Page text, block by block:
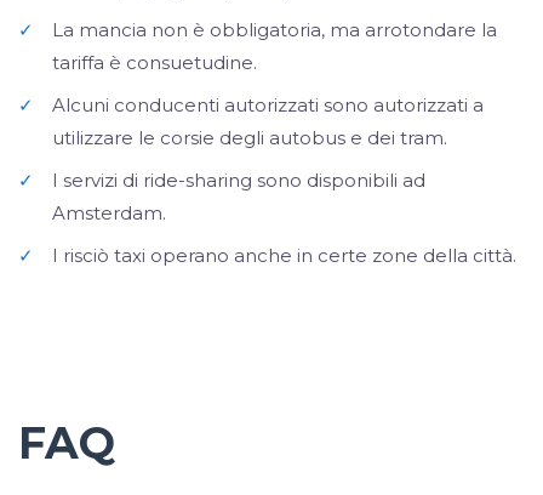
✓
La mancia non è obbligatoria, ma arrotondare la
tariffa è consuetudine.
✓
Alcuni conducenti autorizzati sono autorizzati a
utilizzare le corsie degli autobus e dei tram.
✓
I servizi di ride-sharing sono disponibili ad
Amsterdam.
✓
I risciò taxi operano anche in certe zone della città.
FAQ